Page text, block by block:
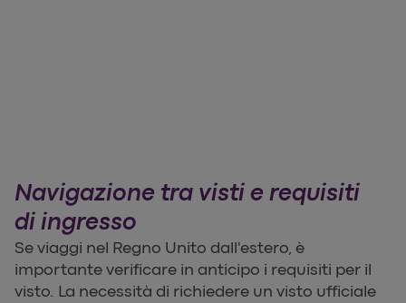
Navigazione tra visti e requisiti
di ingresso
Se viaggi nel Regno Unito dall'estero, è
importante verificare in anticipo i requisiti per il
visto. La necessità di richiedere un visto ufficiale